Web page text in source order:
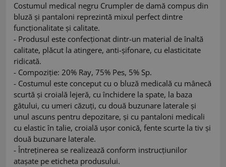
Costumul medical negru Crumpler de damă compus din
bluză și pantaloni reprezintă mixul perfect dintre
funcționalitate și calitate.
- Produsul este confecționat dintr-un material de înaltă
calitate, plăcut la atingere, anti-șifonare, cu elasticitate
ridicată.
- Compoziție: 20% Ray, 75% Pes, 5% Sp.
- Costumul este conceput cu o bluză medicală cu mânecă
scurtă și croială lejeră, cu închidere la spate, la baza
gâtului, cu umeri căzuți, cu două buzunare laterale și
unul ascuns pentru depozitare, și cu pantaloni medicali
cu elastic în talie, croială ușor conică, fente scurte la tiv și
două buzunare laterale.
- Întreținerea se realizează conform instrucțiunilor
atașate pe eticheta produsului.